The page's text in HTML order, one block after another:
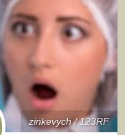
zinkevych / 123RF